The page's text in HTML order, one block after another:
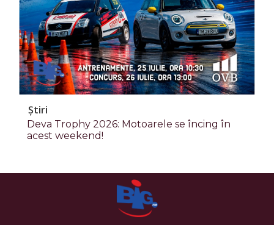
Știri
Deva Trophy 2026: Motoarele se încing în
acest weekend!